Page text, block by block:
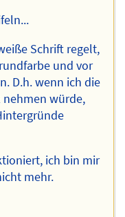
Schrift regelt,
und vor
D.h. wenn ich die
nehmen würde,
ich bin mir
mehr.